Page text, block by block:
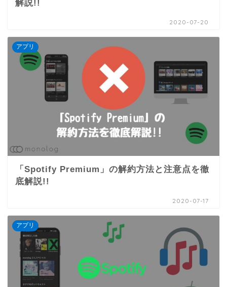
解説!!
2020-07-20
アプリ
「Spotify Premium」の解約方法と注意点を徹
底解説!!
2020-07-17
アプリ